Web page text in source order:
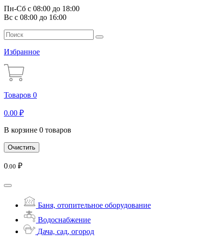
Пн-Сб с 08:00 до 18:00
Вс с 08:00 до 16:00
Избранное
Товаров 0
0.00 ₽
В корзине 0 товаров
Очистить
0 .00 ₽
Баня, отопительное оборудование
Водоснабжение
Дача, сад, огород